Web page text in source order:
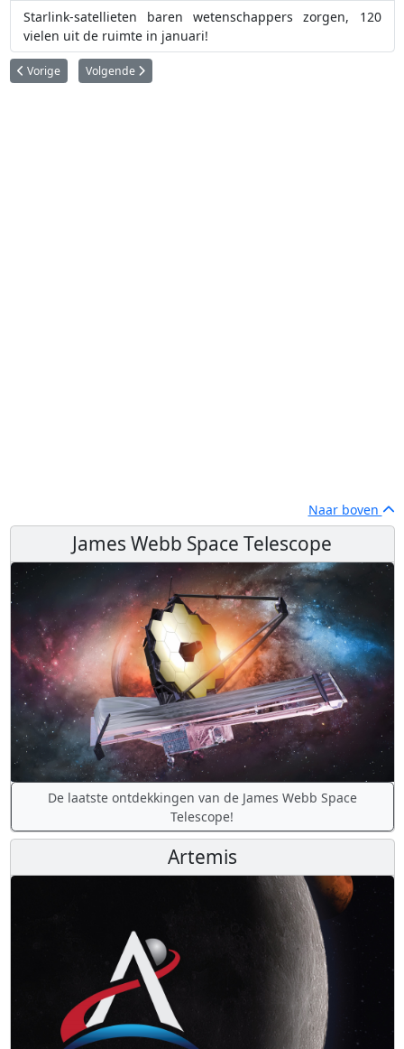
Starlink-satellieten baren wetenschappers zorgen, 120
vielen uit de ruimte in januari!
Vorig artikel: Rocket Lab neemt satellietoperator Iridium over voor 8
Vorige Volgende artikel: Blue Origin's New Glenn raket explodeert
Volgende
Naar boven
James Webb Space Telescope
De laatste ontdekkingen van de James Webb Space
Telescope!
Artemis